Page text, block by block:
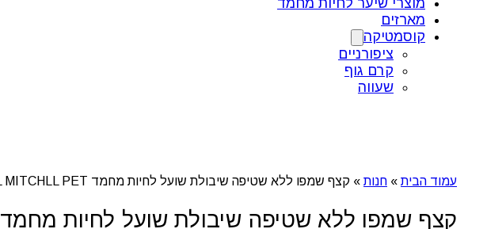
מוצרי שיער לחיות מחמד
מארזים
קוסמטיקה
ציפורניים
קרם גוף
שעווה
עמוד הבית » חנות » קצף שמפו ללא שטיפה שיבולת שועל לחיות מחמד PAUL MITCHLL PET
קצף שמפו ללא שטיפה שיבולת שועל לחיות מחמד PAUL MITCHLL PET